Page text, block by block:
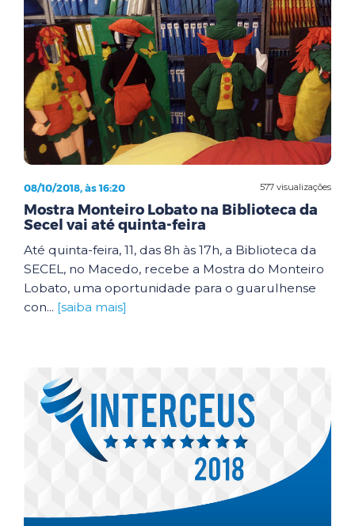
577 visualizações
08/10/2018, às 16:20
Mostra Monteiro Lobato na Biblioteca da
Secel vai até quinta-feira
Até quinta-feira, 11, das 8h às 17h, a Biblioteca da
SECEL, no Macedo, recebe a Mostra do Monteiro
Lobato, uma oportunidade para o guarulhense
con... [saiba mais]